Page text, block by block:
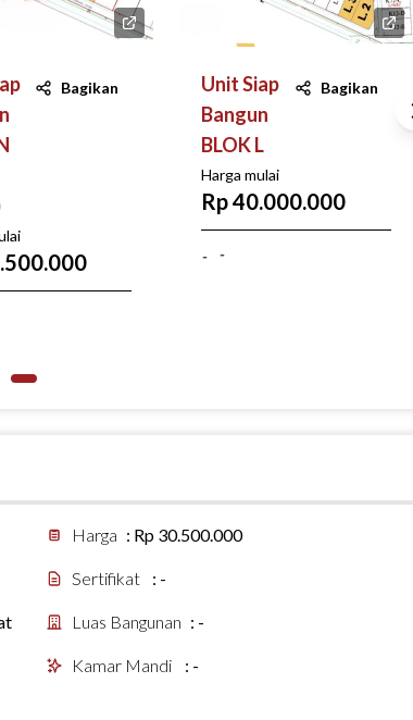
Bagikan
Unit Siap
Bangun
BLOK L
Bagikan
Harga mulai
Rp 40.000.000
- -
Harga : Rp 30.500.000
Sertifikat : -
Luas Bangunan : -
Kamar Mandi : -